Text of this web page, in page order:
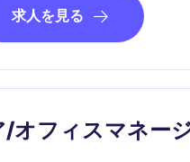
求人を見る
/オフィスマネージ